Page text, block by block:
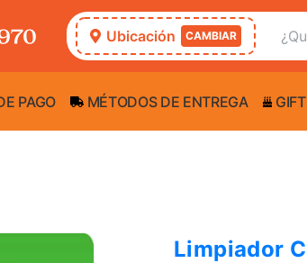
Ubicación CAMBIAR
PAGO MÉTODOS DE ENTREGA
Limpiador